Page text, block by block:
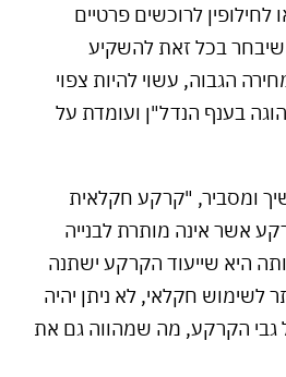
לחילופין לרוכשים פרטיים
שיבחר בכל זאת להשקיע
הגבוה, עשוי להיות צפוי
בענף הנדל"ן ועומדת על
ומסביר, "קרקע חקלאית
אשר אינה מותרת לבנייה
היא שייעוד הקרקע ישתנה
לשימוש חקלאי, לא ניתן יהיה
גבי הקרקע, מה שמהווה גם את